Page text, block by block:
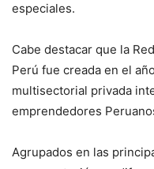
especiales.
Cabe destacar que la
Perú fue creada en el
multisectorial privada
emprendedores
Agrupados en las